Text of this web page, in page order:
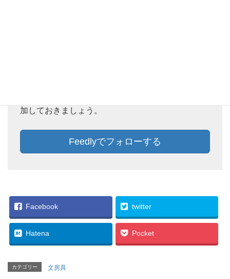
加しておきましょう。
Feedlyでフォローする
Facebook twitter
Hatena Pocket
カテゴリー 文房具